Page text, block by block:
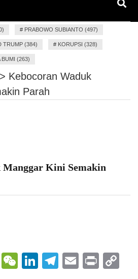
# PRABOWO SUBIANTO (497)
TRUMP (384) # KORUPSI (328)
BUMI (263)
> Kebocoran Waduk
Parah
Manggar Kini Semakin
LineWeChat
LinkedIn
Telegram
Email
Print